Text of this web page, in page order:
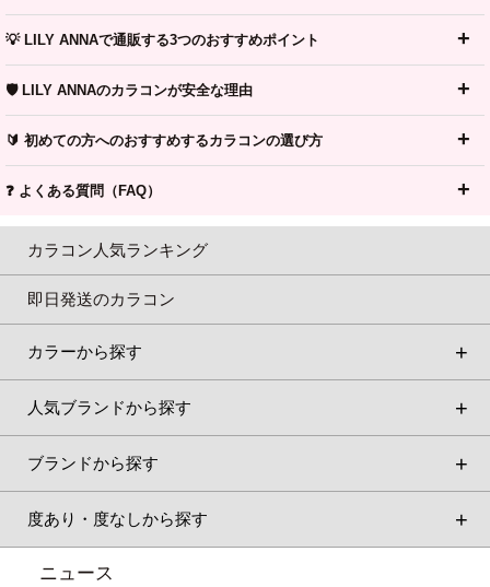
💡 LILY ANNAで通販する3つのおすすめポイント
🛡️ LILY ANNAのカラコンが安全な理由
🔰 初めての方へのおすすめするカラコンの選び方
❓ よくある質問（FAQ）
カラコン人気ランキング
即日発送のカラコン
カラーから探す
人気ブランドから探す
ブランドから探す
度あり・度なしから探す
ニュース